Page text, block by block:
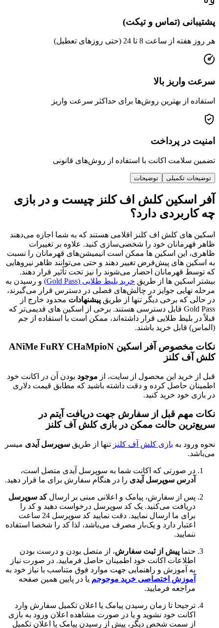
پشتیبانی (تماس و تیکت)
هر روز هفته از ساعت 8 تا 24 (حتی روزهای تعطیل)
سرعت واریز بالا
استفاده از بهترین روش‌ها برای حداکثر سرعت واریز
امنیت در پرداخت
تضمین سلامت اکانت با استفاده از روش‌های قانونی
توضیحات تکمیلی توضیحات
آفر اسکین کلش اف کلنز چیست و در بازی
چه کاربردی دارد؟
اسکین های کلش اف کلنز اقلامی هستند که به شما اجازه می‌دهند
ظاهر قهرمانان خود را شخصی‌سازی کنید. علاوه بر تغییرات
ظاهری، این اسکین ها ممکن است انیمیشن‌های قهرمانان را نسبت
به اسکین های پیش‌فرض تغییر دهند و حتی می‌توانند ظاهر نیروهایی
که توسط قهرمانان احضار می‌شوند را نیز تحت تأثیر قرار دهند.
بیشتر اسکین ها از طریق خرید بلیط طلایی (Gold Pass)
و رسیدن به
مرحله نهایی جوایز در چالش‌های فصلی در دسترس قرار می‌گیرند،
در حالی که برخی دیگر تنها از طریق پیشنهادات محدود خارج از
Gold Pass قابل دسترسی هستند. برخی از اسکین های قدیمی‌تر که
قبلاً در بلیط طلایی قرار داشته‌اند، ممکن است با استفاده از جم
(الماس) قابل خرید باشند.
نکات مخصوص آفر اسکین ANiMe FuRY CHaMpioN
کلش آف کلنز
قبل از خرید این محصول از سایت، از موجود بودن آن در اکانت خود
اطمینان حاصل کرده و دقت داشته باشید که مطابق قیمت دلاری
در بازی خود خرید کنید.
نکات مهم قبل از سفارش جهت دریافت آیتم در
سریع‌ترین حالت ممکن در بازی کلش آف کلنز
نحوه ورود به بازی کلش آف کلنز تنها از طریق سوپرسل آیدی میسر
می‌باشد.
در صورتی که اکانت شما به سوپرسل آیدی متصل است،
آدرس سوپرسل آیدی را در هنگام سفارش برای ما قرار دهید.
پس از سفارش، پیامک و اعلانی مبنی بر ارسالکد سوپرسل
دریافت می‌کنید. یک کد سوپرسل درخواست دهید و کد را
برای ما ارسال نمایید. دقت نمایید کد سوپرسل 24 ساعت
اعتبار دارد و یک‌بار مصرف می‌باشد، لذا کد را شخصا استفاده
ننمایید.
حتما پیش از ثبت سفارش، از متصل بودن و درست بودن
اطلاعات اکانت خود اطمینان حاصل فرمایید. در صورت نیاز
به آموزش و راهنمایی جهت موارد فوق متناسب با نیاز خود به
آموزش اختصاصی خرید موجوجم یا در پایین همین صفحه
مراجعه فرمایید.
ترجیحا تا زمان رسیدن پیامک یا اعلان تکمیل سفارش وارد
اکانت خود نشوید و یا در صورت مشاهده اعلان ورود به بازی
از سمت شخص دیگر، پیش از رسیدن پیامک یا اعلان تکمیل